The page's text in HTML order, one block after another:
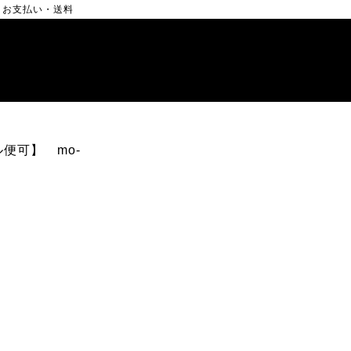
お支払い・送料
便可】 mo-